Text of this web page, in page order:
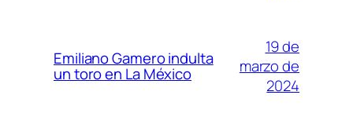
Emiliano Gamero indulta
un toro en La México
19 de
marzo de
2024